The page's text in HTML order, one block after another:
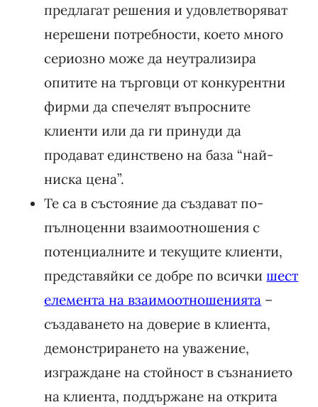
предлагат решения и удовлетворяват
нерешени потребности, което много
сериозно може да неутрализира
опитите на търговци от конкурентни
фирми да спечелят въпросните
клиенти или да ги принуди да
продават единствено на база “най-
ниска цена”.
Те са в състояние да създават по-
пълноценни взаимоотношения с
потенциалните и текущите клиенти,
представяйки се добре по всички шест
елемента на взаимоотношенията –
създаването на доверие в клиента,
демонстрирането на уважение,
изграждане на стойност в съзнанието
на клиента, поддържане на открита